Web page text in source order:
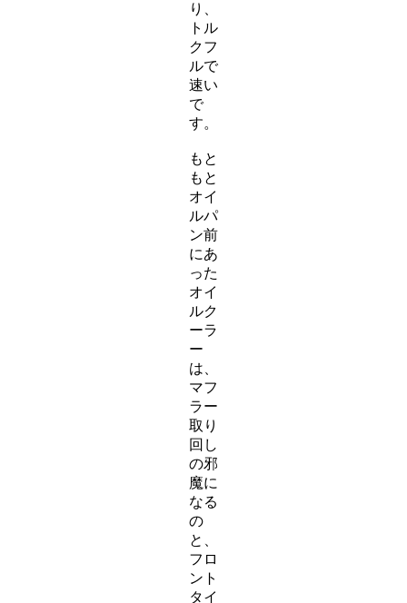
り、
トル
クフ
ルで
速い
で
す。
もと
もと
オイ
ルパ
ン前
にあ
った
オイ
ルク
ーラ
ー
は、
マフ
ラー
取り
回し
の邪
魔に
なる
の
と、
フロ
ント
タイ